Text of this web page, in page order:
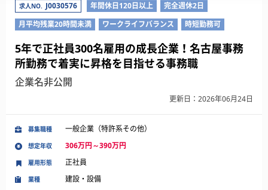
求人NO. J0030576 年間休日120日以上
完全週休2日
月平均残業20時間未満
ワークライフバランス 時短勤務可
5年で正社員300名雇用の成長企業！名古屋事務
所勤務で着実に昇格を目指せる事務職
企業名非公開
更新日：2026年06月24日
募集職種 一般企業（特許系その他）
想定年収 306万円～390万円
業種 建設・設備
雇用形態 正社員